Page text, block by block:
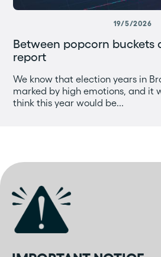
19/5/2026
Between popcorn buckets
report
We know that election years in
marked by high emotions, and it
think this year would be...